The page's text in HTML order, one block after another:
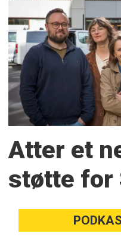
Atter et
støtte for